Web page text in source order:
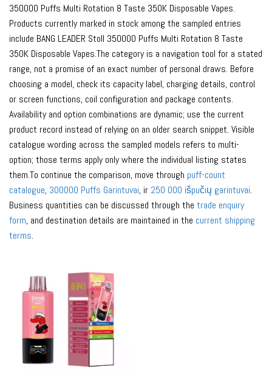
350000 Puffs Multi Rotation 8 Taste 350K Disposable Vapes.
Products currently marked in stock among the sampled entries
include BANG LEADER Stoll 350000 Puffs Multi Rotation 8 Taste
350K Disposable Vapes.The category is a navigation tool for a stated
range, not a promise of an exact number of personal draws. Before
choosing a model, check its capacity label, charging details, control
or screen functions, coil configuration and package contents.
Availability and option combinations are dynamic; use the current
product record instead of relying on an older search snippet. Visible
catalogue wording across the sampled models refers to multi-
option; those terms apply only where the individual listing states
them.To continue the comparison, move through puff-count
catalogue, 300000 Puffs Garintuvai, ir 250 000 išpučių garintuvai.
Business quantities can be discussed through the trade enquiry
form, and destination details are maintained in the current shipping
terms.